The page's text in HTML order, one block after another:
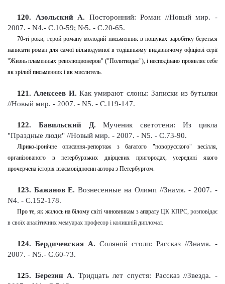
120. Азольский А. Посторонний: Роман //Новый мир. -
2007. - N4.- С.10-59; №5. - С.20-65.
70-ті роки, герой роману молодий письменник в пошуках заробітку береться
написати роман для самої вільнодумної в тодішньому видавничому офіціозі серії
"Жизнь пламенных революционеров" ("Политиздат"), і несподівано проявляє себе
як зрілий письменник і як мислитель.
121. Алексеев И. Как умирают слоны: Записки из бутылки
//Новый мир. - 2007. - N5. - С.119-147.
122. Бавильский Д. Мученик светотени: Из цикла
"Праздные люди" //Новый мир. - 2007. - N5. - С.73-90.
Лірико-іронічне описання-репортаж з багатого "новорусского" весілля,
організованого в петербурзьких двірцевих пригородах, усередині якого
прочерчена історія взаємовідносин автора з Петербургом.
123. Бажанов Е.Вознесенные на Олимп //Знамя. - 2007. -
N4. - С.152-178.
Про те, як жилось на білому світі чиновникам з апарату ЦК КПРС, розповідає
в своїх аналітичних мемуарах професор і колишній дипломат.
124. Бердичевская А. Соляной столп: Рассказ //Знамя. -
2007. - N5.- С.60-73.
125. Березин А. Тридцать лет спустя: Рассказ //Звезда. -